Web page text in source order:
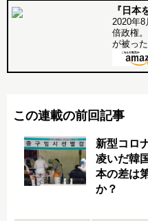
『日本
2020年
倍政権
が被っ
この連載の前回記事
新型コロ
凌いだ韓
本の差は
か？